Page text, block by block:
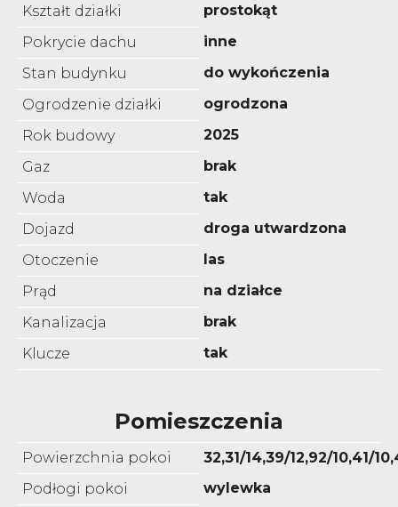
Kształt działki
prostokąt
Pokrycie dachu
inne
Stan budynku
do wykończenia
Ogrodzenie działki
ogrodzona
Rok budowy
2025
Gaz
brak
Woda
tak
Dojazd
droga utwardzona
Otoczenie
las
Prąd
na działce
Kanalizacja
brak
Klucze
tak
Pomieszczenia
Powierzchnia pokoi
32,31/14,39/12,92/10,41/
Podłogi pokoi
wylewka